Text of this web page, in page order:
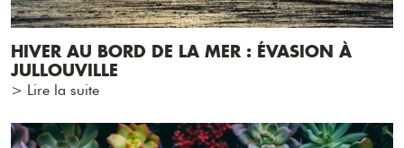
HIVER AU BORD DE LA MER : ÉVASION À
JULLOUVILLE
> Lire la suite